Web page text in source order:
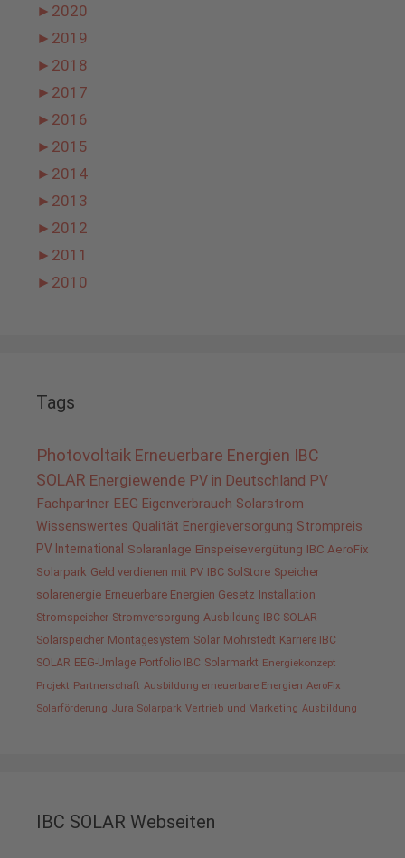
► 2020
► 2019
► 2018
► 2017
► 2016
► 2015
► 2014
► 2013
► 2012
► 2011
► 2010
Tags
Photovoltaik Erneuerbare Energien IBC
SOLAR Energiewende PV in Deutschland PV
Fachpartner EEG Eigenverbrauch Solarstrom
Wissenswertes Qualität Energieversorgung Strompreis
PV International Solaranlage Einspeisevergütung IBC AeroFix
Solarpark Geld verdienen mit PV IBC SolStore Speicher
solarenergie Erneuerbare Energien Gesetz Installation
Stromspeicher Stromversorgung Ausbildung IBC SOLAR
Solarspeicher Montagesystem Solar Möhrstedt Karriere IBC
SOLAR EEG-Umlage Portfolio IBC Solarmarkt Energiekonzept
Projekt Partnerschaft Ausbildung erneuerbare Energien AeroFix
Solarförderung Jura Solarpark Vertrieb und Marketing Ausbildung
IBC SOLAR Webseiten